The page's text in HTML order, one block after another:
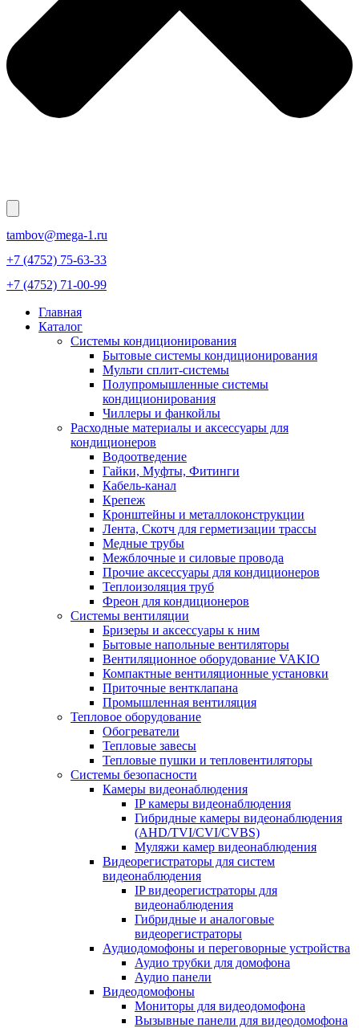
tambov@mega-1.ru
+7 (4752) 75-63-33
+7 (4752) 71-00-99
Главная
Каталог
Системы кондиционирования
Бытовые системы кондиционирования
Мульти сплит-системы
Полупромышленные системы
кондиционирования
Чиллеры и фанкойлы
Расходные материалы и аксессуары для
кондиционеров
Водоотведение
Гайки, Муфты, Фитинги
Кабель-канал
Крепеж
Кронштейны и металлоконструкции
Лента, Скотч для герметизации трассы
Медные трубы
Межблочные и силовые провода
Прочие аксессуары для кондиционеров
Теплоизоляция труб
Фреон для кондиционеров
Системы вентиляции
Бризеры и аксессуары к ним
Бытовые напольные вентиляторы
Вентиляционное оборудование VAKIO
Компактные вентиляционные установки
Приточные вентклапана
Промышленная вентиляция
Тепловое оборудование
Обогреватели
Тепловые завесы
Тепловые пушки и тепловентиляторы
Системы безопасности
Камеры видеонаблюдения
IP камеры видеонаблюдения
Гибридные камеры видеонаблюдения
(AHD/TVI/CVI/CVBS)
Муляжи камер видеонаблюдения
Видеорегистраторы для систем
видеонаблюдения
IP видеорегистраторы для
видеонаблюдения
Гибридные и аналоговые
видеорегистраторы
Аудиодомофоны и переговорные устройства
Аудио трубки для домофона
Аудио панели
Видеодомофоны
Мониторы для видеодомофона
Вызывные панели для видеодомофона